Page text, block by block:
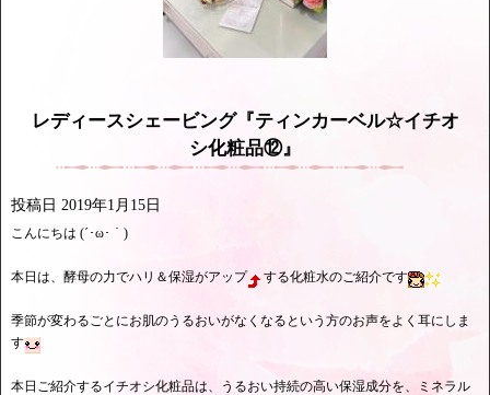
レディースシェービング『ティンカーベル☆イチオ
シ化粧品⑫』
投稿日 2019年1月15日
こんにちは (´･ω･｀)
本日は、酵母の力でハリ＆保湿がアップ する化粧水のご紹介です
季節が変わるごとにお肌のうるおいがなくなるという方のお声をよく耳にしま
す
本日ご紹介するイチオシ化粧品は、うるおい持続の高い保湿成分を、ミネラル